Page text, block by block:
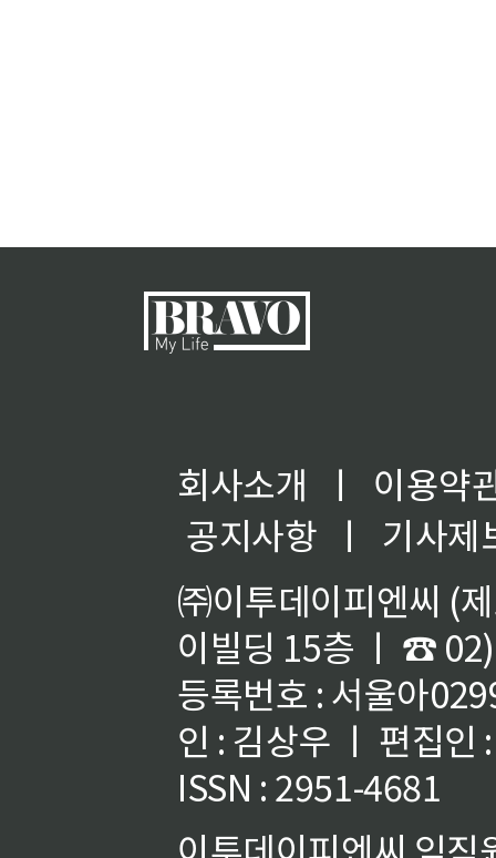
회사소개 ㅣ
이용약
공지사항
ㅣ
기사제
㈜이투데이피엔씨 (
이빌딩 15층 ㅣ ☎
등록번호 : 서울아
인 : 김상우 ㅣ 편집인
ISSN : 2951-4681